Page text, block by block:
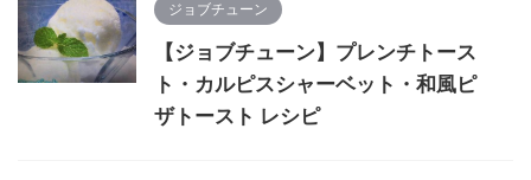
ジョブチューン
【ジョブチューン】プレンチトース
ト・カルピスシャーベット・和風ピ
ザトースト レシピ